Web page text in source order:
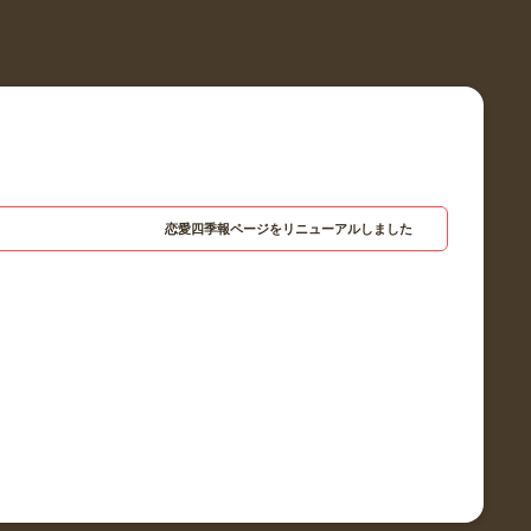
恋愛四季報ページをリニューアルしました